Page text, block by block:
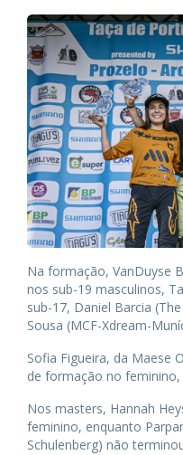
Na formação, VanDuyse
nos sub-19 masculinos,
sub-17, Daniel Barcia
Sousa (MCF-Xdream-
Sofia Figueira, da Maese
de formação no
Nos masters, Hannah
feminino, enquanto
Schulenberg) não